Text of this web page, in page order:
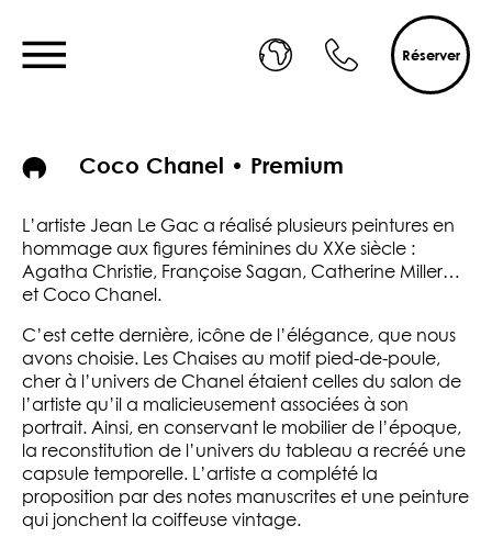
Réserver
Coco Chanel • Premium
L’artiste Jean Le Gac a réalisé plusieurs peintures en
hommage aux figures féminines du XXe siècle :
Agatha Christie, Françoise Sagan, Catherine Miller…
et Coco Chanel.
C’est cette dernière, icône de l’élégance, que nous
avons choisie. Les Chaises au motif pied-de-poule,
cher à l’univers de Chanel étaient celles du salon de
l’artiste qu’il a malicieusement associées à son
portrait. Ainsi, en conservant le mobilier de l’époque,
la reconstitution de l’univers du tableau a recréé une
capsule temporelle. L’artiste a complété la
proposition par des notes manuscrites et une peinture
qui jonchent la coiffeuse vintage.